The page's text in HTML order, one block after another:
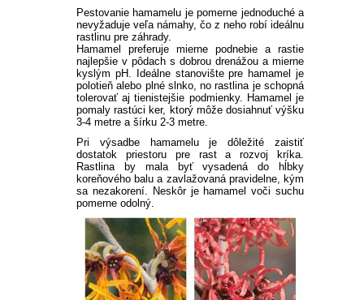
CIBUĽOVÁ ZELENINA
SEMENÁ NA NAKLÍČENIE
OSTATNÉ SEMIENKA
ZELENINY
VERBENA
KLINČEK
CHRYZANTÉMOVKA
BIDENS - DVOJZUB
LOTUS
PLEKTRANT
SCAEVOLA
KOLEUS
POVOJNÍK
DIANTHUS
BAKOPA
LOBELKY
LOTUS
VEJÁROVKA
RASTLINY OKRASNÉ
LISTOM
OKRASNÁ ŽIHĽAVA
IPOMOEA
DICHONDRA
PLECTRANTHUS
SLAMIHA
ZÁDUŠNÍK
OKRASNÉ IHLIČNANY
OSTATNÉ
NÍZKE OKRASNÉ TRÁVY
OSTATNÉ
OZDOBNICA
PABAMBUS
PEROVEC
VYSOKÉ OKRASNÉ TRÁVY
OSTATNÉ
TRVALKY DO TIEŇA
ASTILBY
HEUCHERY
HOSTY
JARNÉ TRVALKY
LETNÉ TRVALKY
JESENNÉ TRVALKY
SKALNIČKY
LEVANDUĽA
ECHINACEA
OPADAVÝ ŽIVÝ PLOT
HORTENZIE METLINATÉ
HORTENZIE KALINOLISTÉ
HORTENZIE
STROMČEKOVITÉ
MODRÉ HORTENZIE
SOLITÉRY
PRÍSLUŠENSTVO K
OKRASNEJ ZÁHRADE
ZAKRSLÉ OVOCNÉ STROMY
RÍBEZLE
MUCHOVNÍK
RAKYTNÍK RAŠETLIAKOVÝ
ZEMOLEZ KAMČATSKÝ
ORECHY A LIESKY
NETRADIČNÉ OSTATNÉ
SADBOVÉ ZEMIAKY
SLADKÉ ZEMIAKY
SADBOVÝ CESNAK
MEDVEDÍ CESNAK
ZELENINOVÉ PRIESADY
OSTATNÉ
Pestovanie hamamelu je pomerne jednoduché a
nevyžaduje veľa námahy, čo z neho robí ideálnu
rastlinu pre záhrady.
Hamamel preferuje mierne podnebie a rastie
najlepšie v pôdach s dobrou drenážou a mierne
kyslým pH. Ideálne stanovište pre hamamel je
polotieň alebo plné slnko, no rastlina je schopná
tolerovať aj tienistejšie podmienky. Hamamel je
pomaly rastúci ker, ktorý môže dosiahnuť výšku
3-4 metre a šírku 2-3 metre.
Pri výsadbe hamamelu je dôležité zaistiť
dostatok priestoru pre rast a rozvoj kríka.
Rastlina by mala byť vysadená do hĺbky
koreňového balu a zavlažovaná pravidelne, kým
sa nezakorení. Neskôr je hamamel voči suchu
pomerne odolný.